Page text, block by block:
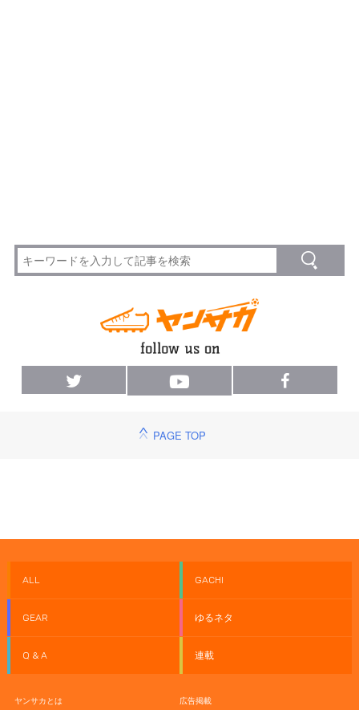
PAGE TOP
ALL GACHI
GEAR ゆるネタ
Q & A 連載
ヤンサカとは 広告掲載